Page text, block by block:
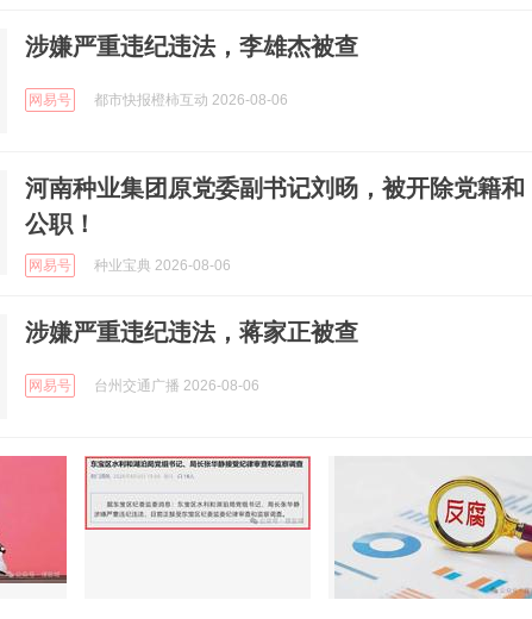
涉嫌严重违纪违法，李雄杰被查
网易号 都市快报橙柿互动 2026-08-06
河南种业集团原党委副书记刘旸，被开除党籍和
公职！
网易号 种业宝典 2026-08-06
涉嫌严重违纪违法，蒋家正被查
网易号 台州交通广播 2026-08-06